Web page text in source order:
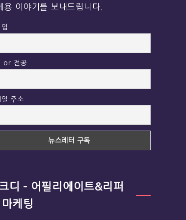
용 이야기를 보내드립니다.
or 전공
일 주소
디 – 어필리에이트&리퍼
케팅